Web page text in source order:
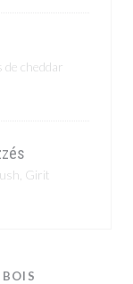
de cheddar
Girit
BOIS